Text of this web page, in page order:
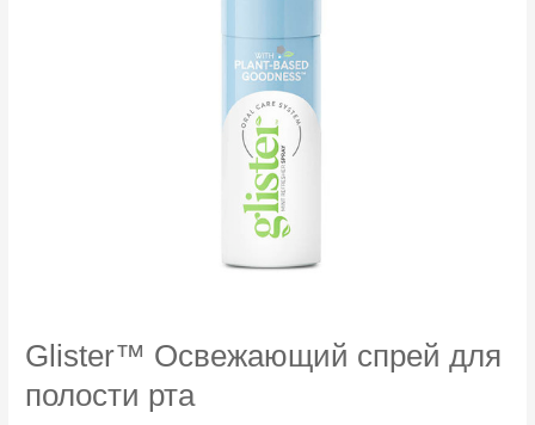
Glister™ Освежающий спрей для
полости рта